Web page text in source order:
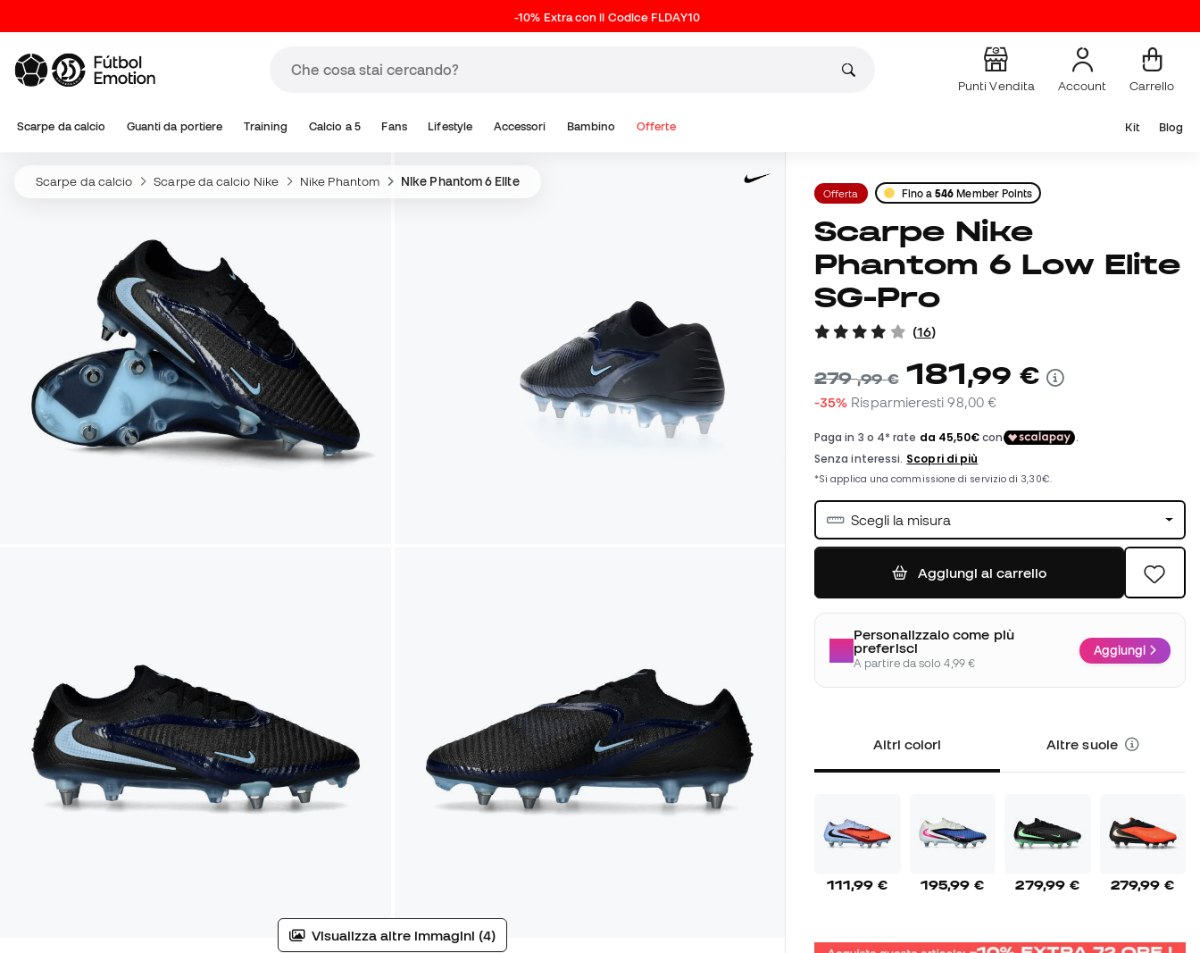
-10% Extra con il Codice FLDAY10
Punti Vendita Account Carrello
Scarpe da calcio Guanti da portiere Training Calcio a 5 Fans Lifestyle Accessori Bambino Offerte Kit Blog
Scarpe da calcio Scarpe da calcio Nike Nike Phantom Nike Phantom 6 Elite
Visualizza altre immagini (4)
Offerta Fino a546 Member Points
Scarpe Nike
Phantom 6 Low Elite
SG-Pro
(16)
279,99 € 181,99 €
-35% Risparmieresti98,00 €
Scegli la misura
Aggiungi al carrello
Personalizzalo come più
preferisci
A partire da solo 4,99 €
Aggiungi
Altri colori Altre suole
111,99 € 195,99 € 279,99 € 279,99 €